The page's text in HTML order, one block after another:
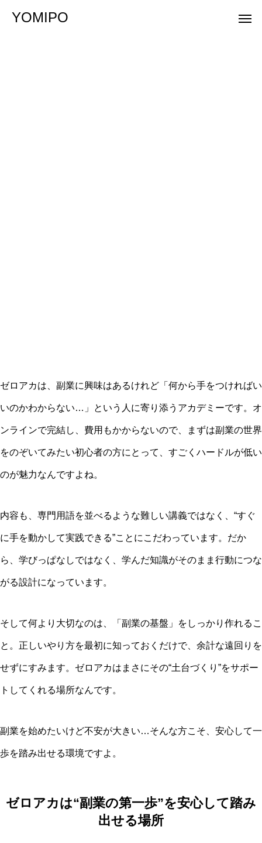
YOMIPO
ゼロアカは、副業に興味はあるけれど「何から手をつければい
いのかわからない…」という人に寄り添うアカデミーです。オ
ンラインで完結し、費用もかからないので、まずは副業の世界
をのぞいてみたい初心者の方にとって、すごくハードルが低い
のが魅力なんですよね。
内容も、専門用語を並べるような難しい講義ではなく、“すぐ
に手を動かして実践できる”ことにこだわっています。だか
ら、学びっぱなしではなく、学んだ知識がそのまま行動につな
がる設計になっています。
そして何より大切なのは、「副業の基盤」をしっかり作れるこ
と。正しいやり方を最初に知っておくだけで、余計な遠回りを
せずにすみます。ゼロアカはまさにその“土台づくり”をサポー
トしてくれる場所なんです。
副業を始めたいけど不安が大きい…そんな方こそ、安心して一
歩を踏み出せる環境ですよ。
ゼロアカは“副業の第一歩”を安心して踏み
出せる場所